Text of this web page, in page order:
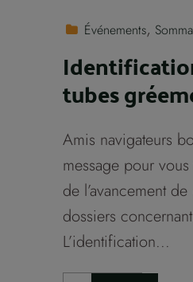
Événements
tubes
Amis navigateurs
message pour
de l’avancement
dossiers
L’identification...